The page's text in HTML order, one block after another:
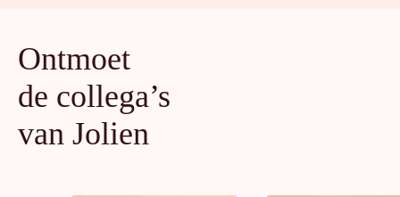
Ontmoet
de collega’s
van Jolien